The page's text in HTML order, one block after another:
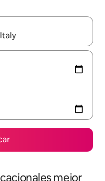
podrás navegar
mejor